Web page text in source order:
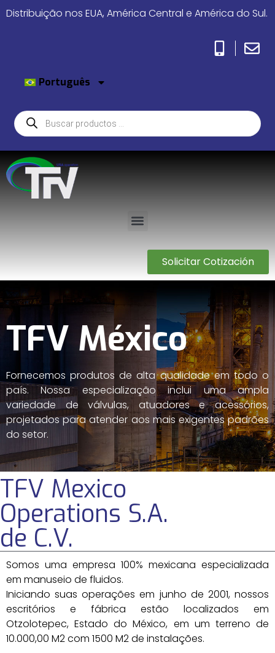
Distribuição nos EUA, América Central e América do Sul.
Português
Solicitar Cotización
TFV México
Fornecemos produtos de alta qualidade em todo o
país. Nossa especialização inclui uma ampla
variedade de válvulas, atuadores e acessórios,
projetados para atender aos mais exigentes padrões
do setor.
TFV Mexico
Operations S.A.
de C.V.
Somos uma empresa 100% mexicana especializada
em manuseio de fluidos.
Iniciando suas operações em junho de 2001, nossos
escritórios e fábrica estão localizados em
Otzolotepec, Estado do México, em um terreno de
10.000,00 M2 com 1500 M2 de instalações.